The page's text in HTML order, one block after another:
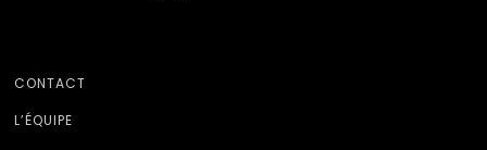
CONTACT
L’ÉQUIPE